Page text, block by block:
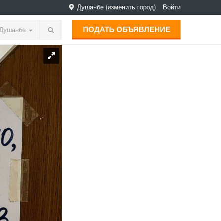
Душанбе (изменить город) Войти
ПОДАТЬ ОБЪЯВЛЕНИЕ